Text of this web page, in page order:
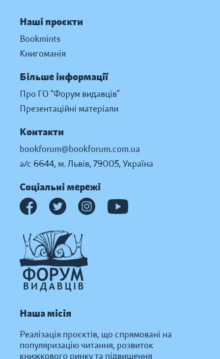
Наші проєкти
Bookmints
Книгоманія
Більше інформації
Про ГО “Форум видавців”
Презентаційні матеріали
Контакти
bookforum@bookforum.com.ua
а/с 6644, м. Львів, 79005, Україна
Соціальні мережі
Наша місія
Реалізація проєктів, що спрямовані на
популяризацію читання, розвиток
книжкового ринку та підвищення